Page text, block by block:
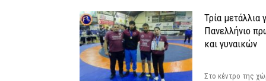
Τρία μετάλλια
Πανελλήνιο
και γυναικών
Στο κέντρο της